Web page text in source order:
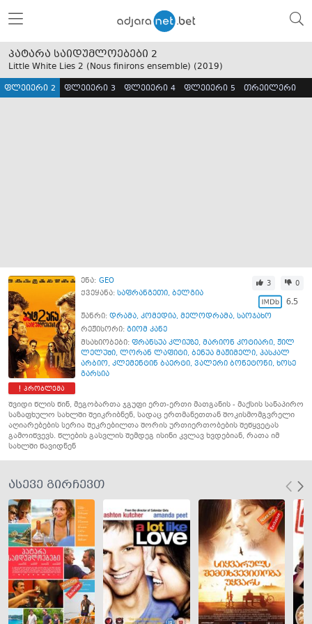
პატარა საიდუმლოებები 2
Little White Lies 2 (Nous finirons ensemble) (2019)
ფლეიერი 2 ფლეიერი 3 ფლეიერი 4 ფლეიერი 5 თრეილერი
პრობლემა
ენა: GEO
ქვეყანა: საფრანგეთი, ბელგია
3 0
6.5
ჟანრი: დრამა, კომედია, მელოდრამა, საოჯახო
რეჟისორი: გიომ კანე
მსახიობები: ფრანსუა კლიუზე, მარიონ კოტიარი, ჟილ
ლელუში, ლორან ლაფიტი, ბენუა მაჟიმელი, პასკალ
არბიო, კლემენტინ ბაერტი, ვალერი ბონეტონი, ხოსე
გარსია
შვიდი წლის წინ, მეგობართა ჯგუფი ერთ-ერთი მათგანის - მაქსის სანაპირო
საზაფხულო სახლში შეიკრიბნენ, სადაც ერთმანეთთან შოკისმომგვრელი
აღიარებების სერია შეკრებილთა შორის ურთიერთობების შეწყვეტას
გამოიწვევს. წლების გასვლის შემდეგ ისინი კვლავ ხვდებიან, რათა იმ
სახლში წავიდნენ
ასევე გირჩევთ